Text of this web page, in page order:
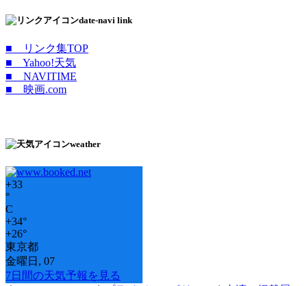
date-navi link
■ リンク集TOP
■ Yahoo!天気
■ NAVITIME
■ 映画.com
weather
+33
°
C
+34°
+26°
東京都
金曜日, 07
7日間の天気予報を見る